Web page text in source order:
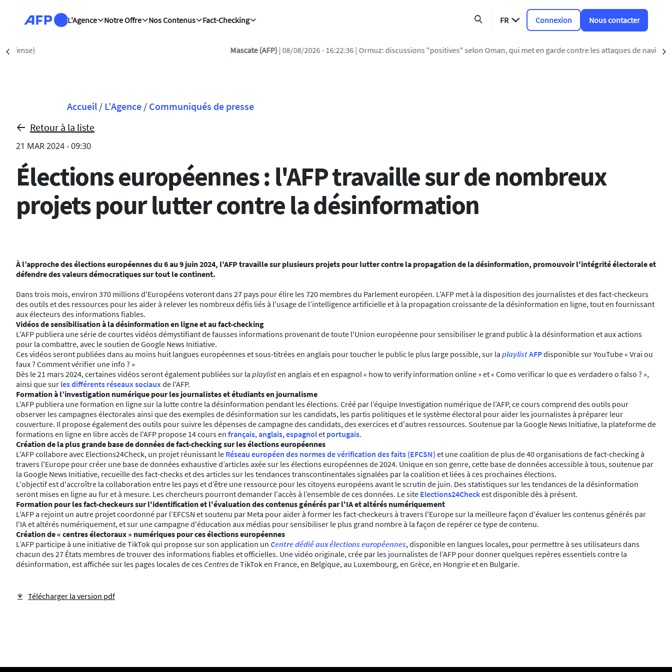
L'Agence
Notre Offre Nos Contenus Fact-Checking FR Connexion Nous contacter
Précédent | 08/08/2026 - 16:22:36| Ormuz: discussions "positives" selon Oman, qui met en garde contre les attaques de navires
Fil d'Ariane
Accueil / L’Agence / Communiqués de presse
Retour à la liste
21 MAR 2024 - 09:30
Élections européennes : l'AFP travaille sur de nombreux
projets pour lutter contre la désinformation
À l’approche des élections européennes du 6 au 9 juin 2024, l'AFP travaille sur plusieurs projets pour lutter contre la propagation de la désinformation, promouvoir l'intégrité électorale et
défendre des valeurs démocratiques sur tout le continent.
Dans trois mois, environ 370 millions d'Européens voteront dans 27 pays pour élire les 720 membres du Parlement européen. L'AFP met à la disposition des journalistes et des fact-checkeurs
des outils et des ressources pour les aider à relever les nombreux défis liés à l'usage de l’intelligence artificielle et à la propagation croissante de la désinformation en ligne, tout en fournissant
aux électeurs des informations fiables.
Vidéos de sensibilisation à la désinformation en ligne et au fact-checking
L'AFP publiera une série de courtes vidéos démystifiant de fausses informations provenant de toute l'Union européenne pour sensibiliser le grand public à la désinformation et aux actions
pour la combattre, avec le soutien de Google News Initiative.
Ces vidéos seront publiées dans au moins huit langues européennes et sous-titrées en anglais pour toucher le public le plus large possible, sur la playlistAFPdisponible sur YouTube « Vrai ou
faux ? Comment vérifier une info ? »
Dès le 21 mars 2024, certaines vidéos seront également publiées sur la playlisten anglais et en espagnol « how to verify information online » et « Como verificar lo que es verdadero o falso ? »,
ainsi que sur les différents réseaux sociauxde l'AFP.
Formation à l’investigation numérique pour les journalistes et étudiants en journalisme
L'AFP publiera une formation en ligne sur la lutte contre la désinformation pendant les élections. Créé par l’équipe Investigation numérique de l’AFP, ce cours comprend des outils pour
observer les campagnes électorales ainsi que des exemples de désinformation sur les candidats, les partis politiques et le système électoral pour aider les journalistes à préparer leur
couverture. Il propose également des outils pour suivre les dépenses de campagne des candidats, des exercices et d'autres ressources. Soutenue par la Google News Initiative, la plateforme de
formations en ligne en libre accès de l'AFP propose 14 cours en français,anglais,espagnolet portugais.
Création de la plus grande base de données de fact-checking sur les élections européennes
L'AFP collabore avec Elections24Check, un projet réunissant le Réseau européen des normes de vérification des faits (EFCSN) et une coalition de plus de 40 organisations de fact-checking à
travers l'Europe pour créer une base de données exhaustive d’articles axée sur les élections européennes de 2024. Unique en son genre, cette base de données accessible à tous, soutenue par
la Google News Initiative, recueille des fact-checks et des articles sur les tendances transcontinentales signalées par la coalition et liées à ces prochaines élections.
L'objectif est d'accroître la collaboration entre les pays et d’être une ressource pour les citoyens européens avant le scrutin de juin. Des statistiques sur les tendances de la désinformation
seront mises en ligne au fur et à mesure. Les chercheurs pourront demander l'accès à l’ensemble de ces données. Le site Elections24Checkest disponible dès à présent.
Formation pour les fact-checkeurs sur l'identification et l'évaluation des contenus générés par l'IA et altérés numériquement
L'AFP a rejoint un autre projet coordonné par l’EFCSN et soutenu par Meta pour aider à former les fact-checkeurs à travers l'Europe sur la meilleure façon d'évaluer les contenus générés par
l'IA et altérés numériquement, et sur une campagne d'éducation aux médias pour sensibiliser le plus grand nombre à la façon de repérer ce type de contenu.
Création de « centres électoraux » numériques pour ces élections européennes
L’AFP participe à une initiative de TikTok qui propose sur son application un Centre dédié aux élections européennes, disponible en langues locales, pour permettre à ses utilisateurs dans
chacun des 27 États membres de trouver des informations fiables et officielles. Une vidéo originale, crée par les journalistes de l’AFP pour donner quelques repères essentiels contre la
désinformation, est affichée sur les pages locales de ces Centresde TikTok en France, en Belgique, au Luxembourg, en Grèce, en Hongrie et en Bulgarie.
Télécharger la version pdf